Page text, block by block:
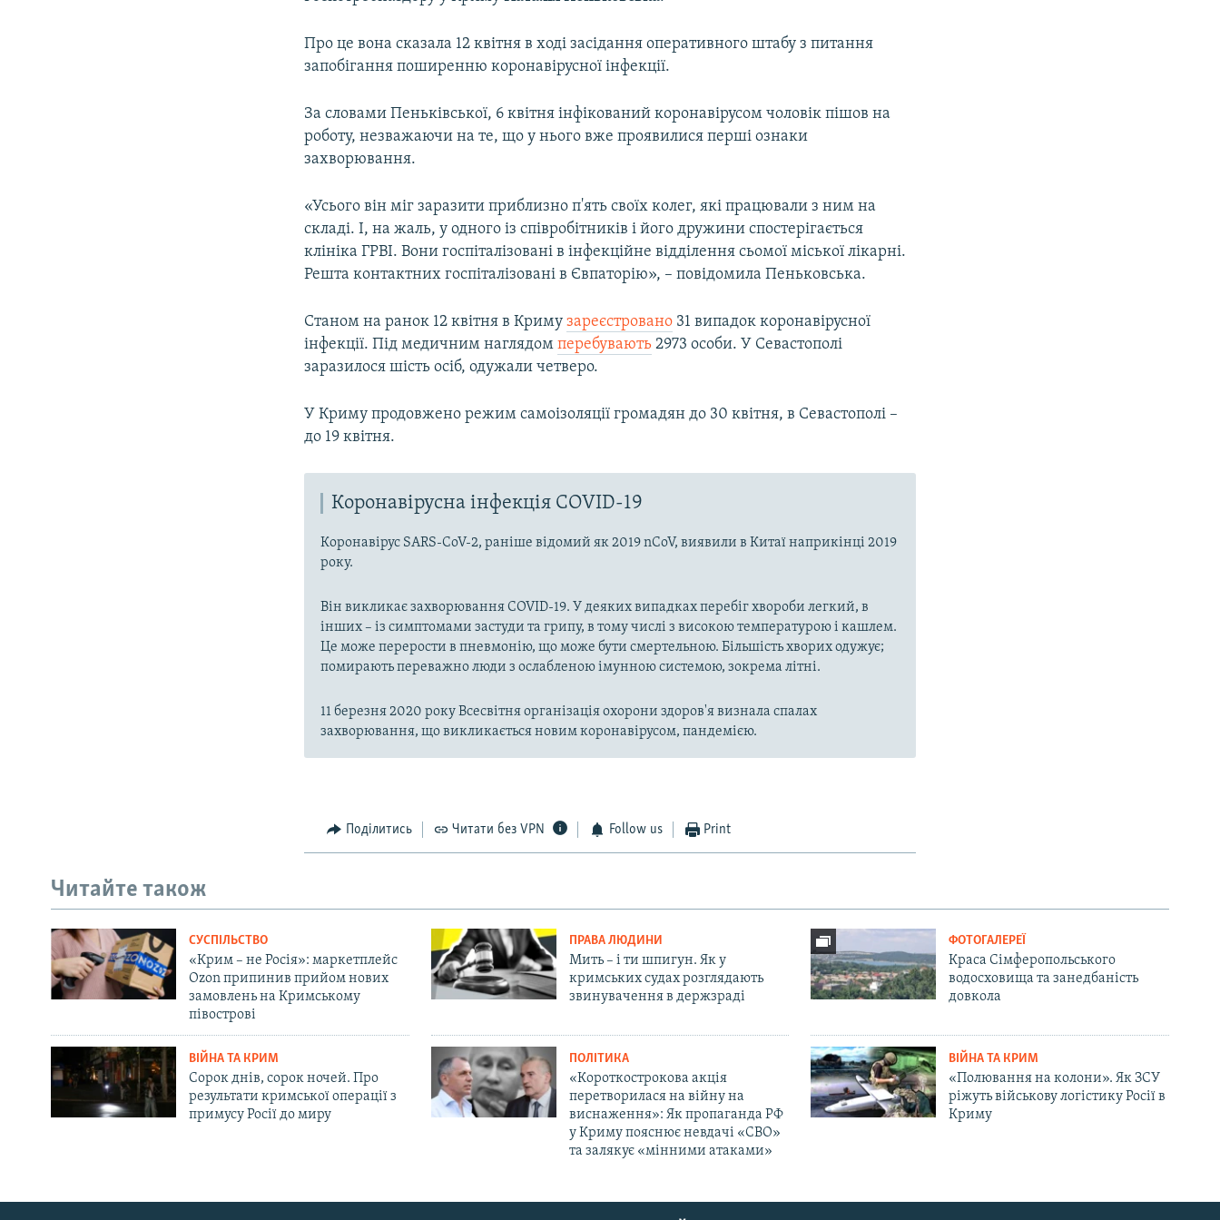
Русский
Про це вона сказала 12 квітня в ході засідання оперативного штабу з питання
запобігання поширенню коронавірусної інфекції.
За словами Пеньківської, 6 квітня інфікований коронавірусом чоловік пішов на
роботу, незважаючи на те, що у нього вже проявилися перші ознаки
захворювання.
«Усього він міг заразити приблизно п'ять своїх колег, які працювали з ним на
складі. І, на жаль, у одного із співробітників і його дружини спостерігається
клініка ГРВІ. Вони госпіталізовані в інфекційне відділення сьомої міської лікарні.
Решта контактних госпіталізовані в Євпаторію», – повідомила Пеньковська.
Станом на ранок 12 квітня в Кримузареєстровано 31 випадок коронавірусної
інфекції. Під медичним наглядомперебувають 2973 особи. У Севастополі
заразилося шість осіб, одужали четверо.
У Криму продовжено режим самоізоляції громадян до 30 квітня, в Севастополі –
до 19 квітня.
Коронавірусна інфекція COVID-19
Коронавірус SARS-CoV-2, раніше відомий як 2019 nCoV, виявили в Китаї наприкінці 2019
року.
Він викликає захворювання COVID-19. У деяких випадках перебіг хвороби легкий, в
інших – із симптомами застуди та грипу, в тому числі з високою температурою і кашлем.
Це може перерости в пневмонію, що може бути смертельною. Більшість хворих одужує;
помирають переважно люди з ослабленою імунною системою, зокрема літні.
11 березня 2020 року Всесвітня організація охорони здоров'я визнала спалах
захворювання, що викликається новим коронавірусом, пандемією.
Поділитись Читати без VPN Follow us Print
Читайте також
СУСПІЛЬСТВО
«Крим – не Росія»: маркетплейс
Ozon припинив прийом нових
замовлень на Кримському
півострові
ПРАВА ЛЮДИНИ
Мить – і ти шпигун. Як у
кримських судах розглядають
звинувачення в держзраді
ФОТОГАЛЕРЕЇ
Краса Сімферопольського
водосховища та занедбаність
довкола
ВІЙНА ТА КРИМ
Сорок днів, сорок ночей. Про
результати кримської операції з
примусу Росії до миру
ПОЛІТИКА
«Короткострокова акція
перетворилася на війну на
виснаження»: Як пропаганда РФ
у Криму пояснює невдачі «СВО»
та залякує «мінними атаками»
ВІЙНА ТА КРИМ
«Полювання на колони». Як ЗСУ
ріжуть військову логістику Росії в
Криму